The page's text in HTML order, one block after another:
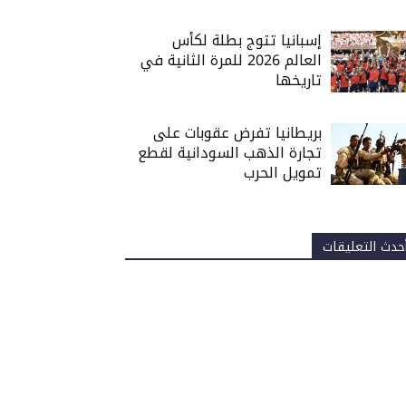
إسبانيا تتوج بطلة لكأس
العالم 2026 للمرة الثانية في
تاريخها
بريطانيا تفرض عقوبات على
تجارة الذهب السودانية لقطع
تمويل الحرب
التعليقات